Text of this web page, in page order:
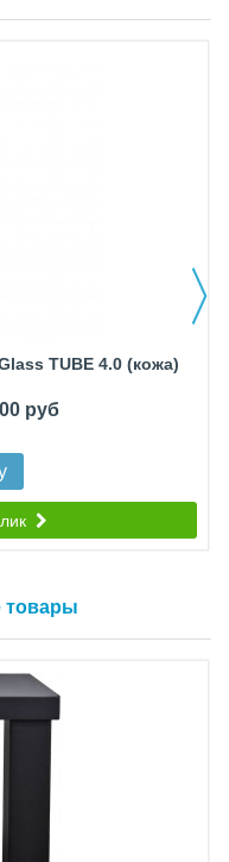
TUBE 4.0 (кожа)
руб
товары